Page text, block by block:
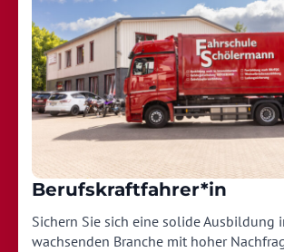
Berufskraftfahrer*in
Sichern Sie sich eine solide Ausbildung
wachsenden Branche mit hoher